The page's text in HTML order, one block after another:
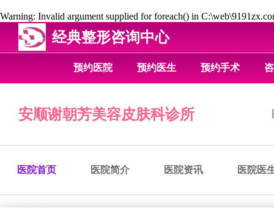
Warning: Invalid argument supplied for foreach() in
经典整形咨询中心
预约医院 预约医生 预约手术
安顺谢朝芳美容皮肤科诊所
医院首页 医院简介 医院资讯 医院医